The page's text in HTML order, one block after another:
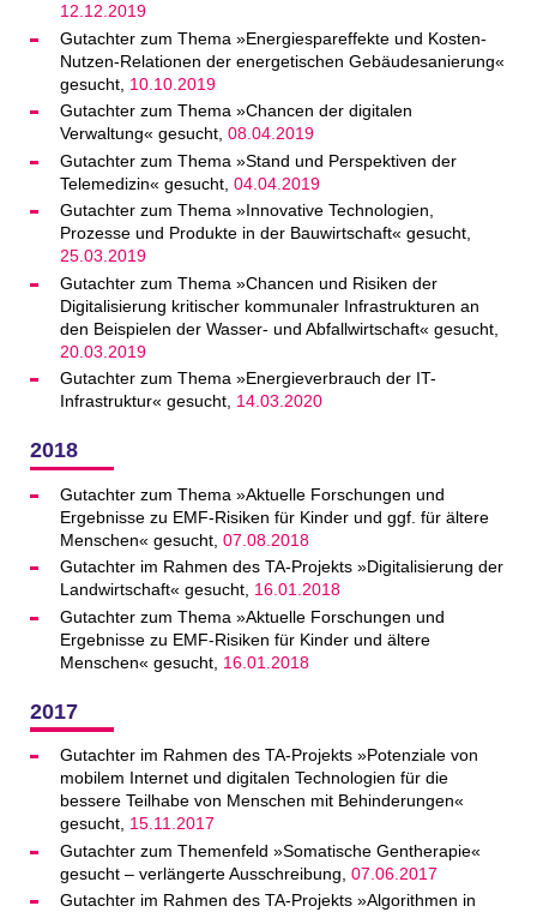
12.12.2019
Gutachter zum Thema »Energiespareffekte und Kosten-
Nutzen-Relationen der energetischen Gebäudesanierung«
gesucht, 10.10.2019
Gutachter zum Thema »Chancen der digitalen
Verwaltung« gesucht, 08.04.2019
Gutachter zum Thema »Stand und Perspektiven der
Telemedizin« gesucht, 04.04.2019
Gutachter zum Thema »Innovative Technologien,
Prozesse und Produkte in der Bauwirtschaft« gesucht,
25.03.2019
Gutachter zum Thema »Chancen und Risiken der
Digitalisierung kritischer kommunaler Infrastrukturen an
den Beispielen der Wasser- und Abfallwirtschaft« gesucht,
20.03.2019
Gutachter zum Thema »Energieverbrauch der IT-
Infrastruktur« gesucht, 14.03.2020
2018
Gutachter zum Thema »Aktuelle Forschungen und
Ergebnisse zu EMF-Risiken für Kinder und ggf. für ältere
Menschen« gesucht, 07.08.2018
Gutachter im Rahmen des TA-Projekts »Digitalisierung der
Landwirtschaft« gesucht, 16.01.2018
Gutachter zum Thema »Aktuelle Forschungen und
Ergebnisse zu EMF-Risiken für Kinder und ältere
Menschen« gesucht, 16.01.2018
2017
Gutachter im Rahmen des TA-Projekts »Potenziale von
mobilem Internet und digitalen Technologien für die
bessere Teilhabe von Menschen mit Behinderungen«
gesucht, 15.11.2017
Gutachter zum Themenfeld »Somatische Gentherapie«
gesucht – verlängerte Ausschreibung, 07.06.2017
Gutachter im Rahmen des TA-Projekts »Algorithmen in